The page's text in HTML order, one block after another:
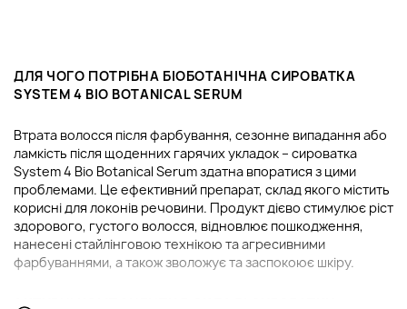
ДЛЯ ЧОГО ПОТРІБНА БІОБОТАНІЧНА СИРОВАТКА
SYSTEM 4 BIO BOTANICAL SERUM
Втрата волосся після фарбування, сезонне випадання або
ламкість після щоденних гарячих укладок – сироватка
System 4 Bio Botanical Serum здатна впоратися з цими
проблемами. Це ефективний препарат, склад якого містить
корисні для локонів речовини. Продукт дієво стимулює ріст
здорового, густого волосся, відновлює пошкодження,
нанесені стайлінговою технікою та агресивними
фарбуваннями, а також зволожує та заспокоює шкіру.
АКТИВНІ КОМПОНЕНТИ В СКЛАДІ СИРОВАТКИ